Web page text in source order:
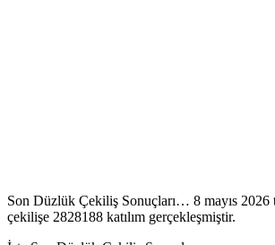
Son Düzlük Çekiliş Sonuçları… 8 mayıs 2026
çekilişe 2828188 katılım gerçekleşmiştir.